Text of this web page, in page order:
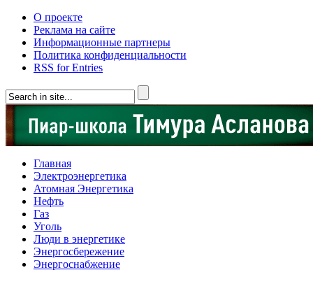
О проекте
Реклама на сайте
Информационные партнеры
Политика конфиденциальности
RSS for Entries
Главная
Электроэнергетика
Атомная Энергетика
Нефть
Газ
Уголь
Люди в энергетике
Энергосбережение
Энергоснабжение